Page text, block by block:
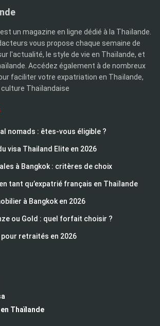
un magazine en ligne dédié à la Thaïlande.
vous propose chaque semaine de
l'actualité, le style de vie en Thaïlande, et
Accédez également à de nombreux
faciliter votre expatriation en Thaïlande,
Thaïlandaise
nomads : êtes-vous éligible ?
visa Thailand Elite en 2026
à Bangkok : critères de choix
tant qu’expatrié français en Thaïlande
à Bangkok en 2026
ou Gold : quel forfait choisir ?
pour retraités en 2026
Thaïlande